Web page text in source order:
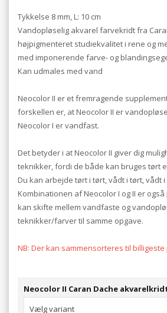
Tykkelse 8 mm, L: 10 cm
Vandopløselig akvarel farvekridt fra
højpigmenteret studiekvalitet i rene og
med imponerende farve- og
Kan udmales med vand
Neocolor II er et fremragende
forskellen er, at Neocolor II er
Neocolor I er vandfast.
Det betyder i at Neocolor II giver dig
teknikker, fordi de både kan bruges tørt
Du kan arbejde tørt i tørt, vådt i tørt, vådt
Kombinationen af Neocolor I og II er
kan skifte mellem vandfaste og
teknikker/farver til samme opgave.
NB: Der kan sammensorteres til billigeste
Neocolor II Caran Dache